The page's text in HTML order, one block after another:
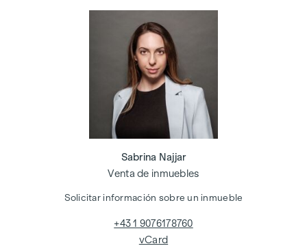
Sabrina Najjar
Venta de inmuebles
Solicitar información sobre un inmueble
+43 1 9076178760
vCard